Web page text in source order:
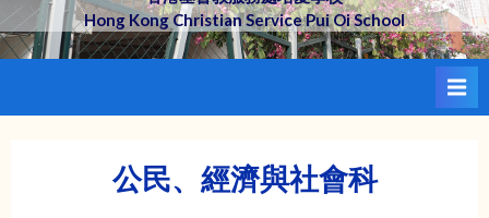
Hong Kong Christian Service Pui Oi School
公民、經濟與社會科